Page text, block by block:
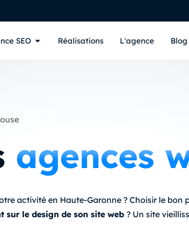
SEO Réalisations L'agence Blog
agences
activité en Haute-Garonne ? Choisir le bon
sur le design de son site web ? Un site